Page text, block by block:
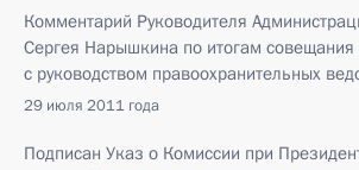
Комментарий Руководителя
Сергея Нарышкина по итогам совещания
с руководством правоохранительных
29 июля 2011 года
Подписан Указ о Комиссии при